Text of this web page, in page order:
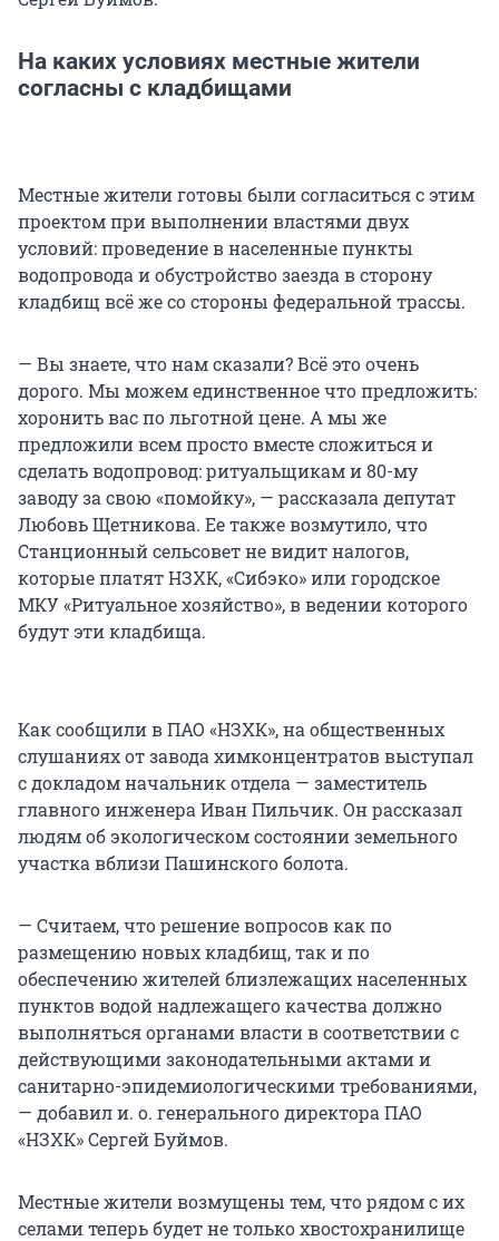
На каких условиях местные жители
согласны с кладбищами
Местные жители готовы были согласиться с этим
проектом при выполнении властями двух
условий: проведение в населенные пункты
водопровода и обустройство заезда в сторону
кладбищ всё же со стороны федеральной трассы.
— Вы знаете, что нам сказали? Всё это очень
дорого. Мы можем единственное что предложить:
хоронить вас по льготной цене. А мы же
предложили всем просто вместе сложиться и
сделать водопровод: ритуальщикам и 80-му
заводу за свою «помойку», — рассказала депутат
Любовь Щетникова. Ее также возмутило, что
Станционный сельсовет не видит налогов,
которые платят НЗХК, «Сибэко» или городское
МКУ «Ритуальное хозяйство», в ведении которого
будут эти кладбища.
Как сообщили в ПАО «НЗХК», на общественных
слушаниях от завода химконцентратов выступал
с докладом начальник отдела — заместитель
главного инженера Иван Пильчик. Он рассказал
людям об экологическом состоянии земельного
участка вблизи Пашинского болота.
— Считаем, что решение вопросов как по
размещению новых кладбищ, так и по
обеспечению жителей близлежащих населенных
пунктов водой надлежащего качества должно
выполняться органами власти в соответствии с
действующими законодательными актами и
санитарно-эпидемиологическими требованиями,
— добавил и. о. генерального директора ПАО
«НЗХК» Сергей Буймов.
Местные жители возмущены тем, что рядом с их
селами теперь будет не только хвостохранилище